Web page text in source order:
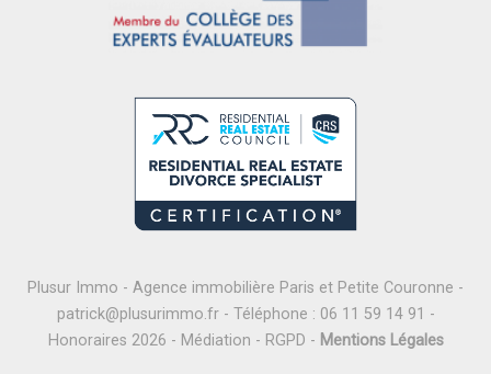
Plusur Immo - Agence immobilière Paris et Petite Couronne -
patrick@plusurimmo.fr- Téléphone : 06 11 59 14 91 -
Honoraires 2026 - Médiation - RGPD - Mentions Légales